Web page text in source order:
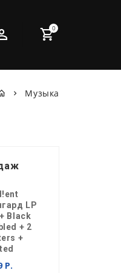
0
Музыка
LP
Black
+ 2
+
Р.